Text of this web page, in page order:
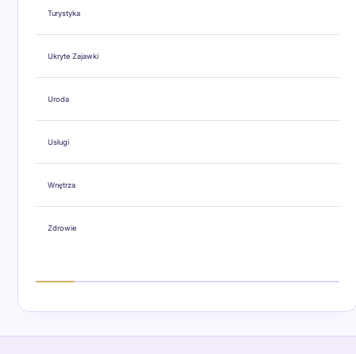
Turystyka
Ukryte Zajawki
Uroda
Usługi
Wnętrza
Zdrowie